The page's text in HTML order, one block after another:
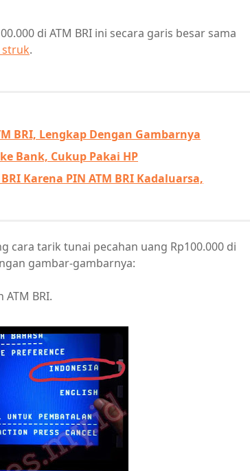
di ATM BRI ini secara garis besar sama
struk.
BRI, Lengkap Dengan Gambarnya
Bank, Cukup Pakai HP
Karena PIN ATM BRI Kadaluarsa,
cara tarik tunai pecahan uang Rp100.000 di
gambar-gambarnya:
BRI.